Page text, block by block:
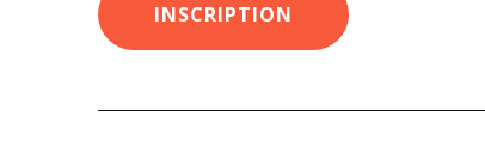
INSCRIPTION